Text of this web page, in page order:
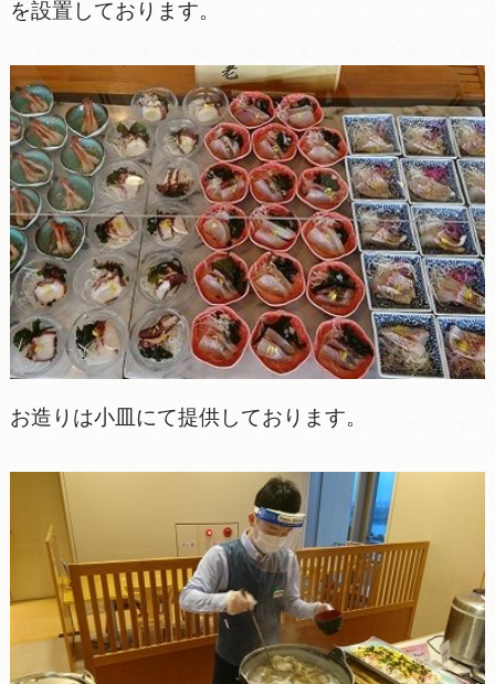
を設置しております。
お造りは小皿にて提供しております。